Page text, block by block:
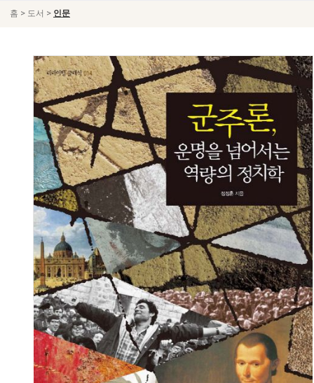
홈 > 도서 > 인문